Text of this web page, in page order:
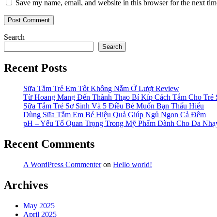
Save my name, email, and website in this browser for the next
Search
Search
Recent Posts
Sữa Tắm Trẻ Em Tốt Không Nằm Ở Lượt Review
Từ Hoang Mang Đến Thành Thạo Bí Kíp Cách Tắm Cho Trẻ
Sữa Tắm Trẻ Sơ Sinh Và 5 Điều Bé Muốn Bạn Thấu Hiểu
Dùng Sữa Tắm Em Bé Hiệu Quả Giúp Ngủ Ngon Cả Đêm
pH – Yếu Tố Quan Trọng Trong Mỹ Phẩm Dành Cho Da
Recent Comments
A WordPress Commenteron Hello world!
Archives
May 2025
April 2025